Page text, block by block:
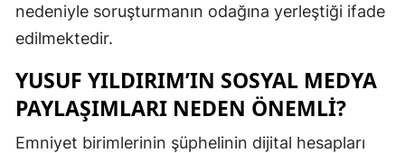
İstanbul
Kars
nedeniyle soruşturmanın odağına yerleştiği ifade
edilmektedir.
YUSUF YILDIRIM’IN SOSYAL MEDYA
PAYLAŞIMLARI NEDEN ÖNEMLI?
Emniyet birimlerinin şüphelinin dijital hesapları